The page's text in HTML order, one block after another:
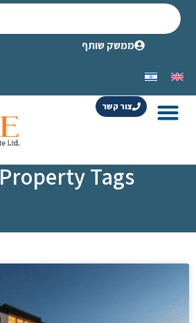
ממשק שותף
צור קשר
Property Tags: חדש